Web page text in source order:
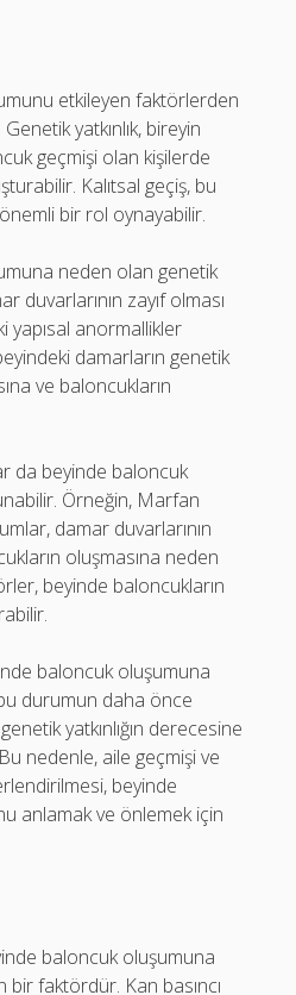
etkileyen faktörlerden
yatkınlık, bireyin
geçmişi olan kişilerde
Kalıtsal geçiş, bu
bir rol oynayabilir.
neden olan genetik
duvarlarının zayıf olması
yapısal anormallikler
damarların genetik
ve baloncukların
da beyinde baloncuk
Örneğin, Marfan
damar duvarlarının
oluşmasına neden
beyinde baloncukların
baloncuk oluşumuna
durumun daha önce
yatkınlığın derecesine
nedenle, aile geçmişi ve
beyinde
anlamak ve önlemek için
baloncuk oluşumuna
faktördür. Kan basıncı